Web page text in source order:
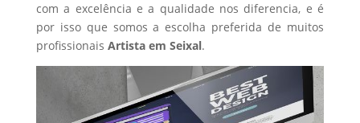
com a excelência e a qualidade nos diferencia, e é
por isso que somos a escolha preferida de muitos
profissionais Artistaem Seixal.